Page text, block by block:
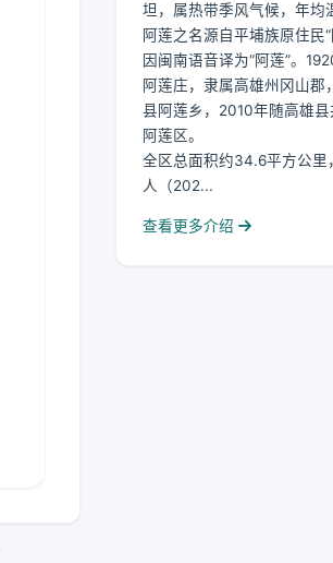
坦，属热带季风气候，年均
阿莲之名源自平埔族原住民
因闽南语音译为“阿莲”。
阿莲庄，隶属高雄州冈山郡
县阿莲乡，2010年随高雄
阿莲区。
全区总面积约34.6平方公里
人（202...
查看更多介绍